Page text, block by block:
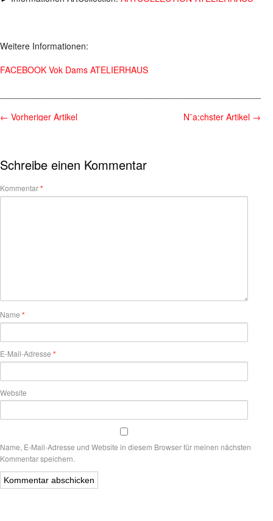
Weitere Informationen:
FACEBOOK Vok Dams ATELIERHAUS
← Vorheriger Artikel N¨a;chster Artikel →
Schreibe einen Kommentar
Kommentar*
Name *
E-Mail-Adresse *
Website
Name, E-Mail-Adresse und Website in diesem Browser für meinen nächsten
Kommentar speichern.